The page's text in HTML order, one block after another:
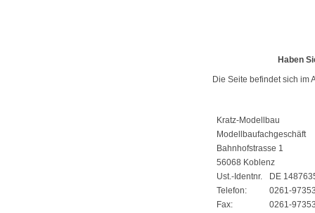
Haben
Die Seite befindet sich im
Kratz-Modellbau
Modellbaufachgeschäft
Bahnhofstrasse 1
56068 Koblenz
Ust.-Identnr.
DE
Telefon:
0261-
Fax:
0261-